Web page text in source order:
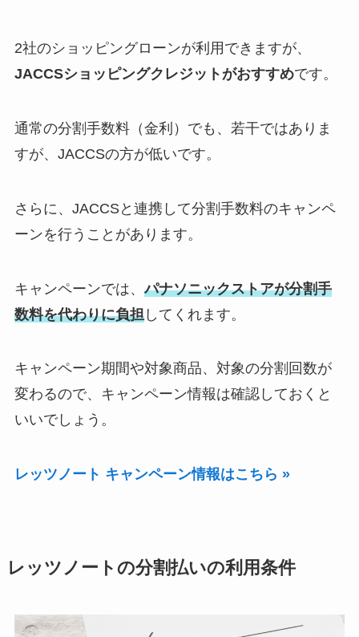
2社のショッピングローンが利用できますが、
JACCSショッピングクレジットがおすすめです。
通常の分割手数料（金利）でも、若干ではありま
すが、JACCSの方が低いです。
さらに、JACCSと連携して分割手数料のキャンペ
ーンを行うことがあります。
キャンペーンでは、パナソニックストアが分割手
数料を代わりに負担してくれます。
キャンペーン期間や対象商品、対象の分割回数が
変わるので、キャンペーン情報は確認しておくと
いいでしょう。
レッツノート キャンペーン情報はこちら »
レッツノートの分割払いの利用条件